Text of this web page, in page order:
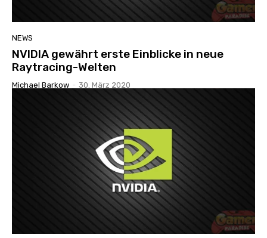
NEWS
NVIDIA gewährt erste Einblicke in neue
Raytracing-Welten
Michael Barkow - 30. März 2020